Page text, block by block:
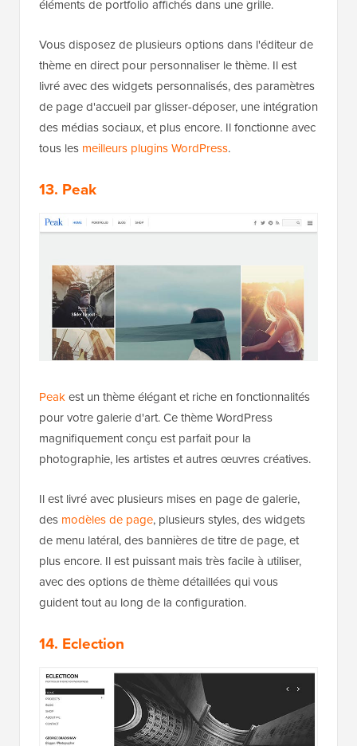
éléments de portfolio affichés dans une grille.
Vous disposez de plusieurs options dans l'éditeur de
thème en direct pour personnaliser le thème. Il est
livré avec des widgets personnalisés, des paramètres
de page d'accueil par glisser-déposer, une intégration
des médias sociaux, et plus encore. Il fonctionne avec
tous les meilleurs plugins WordPress.
13. Peak
Peakest un thème élégant et riche en fonctionnalités
pour votre galerie d'art. Ce thème WordPress
magnifiquement conçu est parfait pour la
photographie, les artistes et autres œuvres créatives.
Il est livré avec plusieurs mises en page de galerie,
des modèles de page, plusieurs styles, des widgets
de menu latéral, des bannières de titre de page, et
plus encore. Il est puissant mais très facile à utiliser,
avec des options de thème détaillées qui vous
guident tout au long de la configuration.
14. Eclection